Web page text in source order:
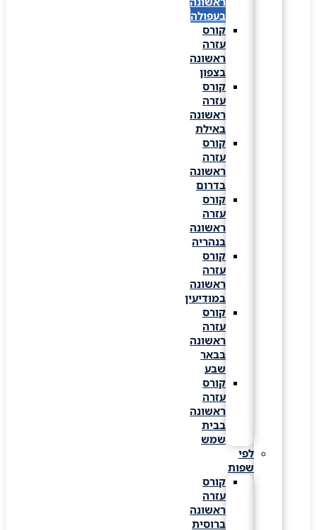
בעפולה
קורס
עזרה
ראשונה
בצפון
קורס
עזרה
ראשונה
באילת
קורס
עזרה
ראשונה
בדרום
קורס
עזרה
ראשונה
בנהריה
קורס
עזרה
ראשונה
במודיעין
קורס
עזרה
ראשונה
בבאר
קורס
עזרה
ראשונה
בבית
שמש
לפי
שפות
קורס
עזרה
ראשונה
ברוסית